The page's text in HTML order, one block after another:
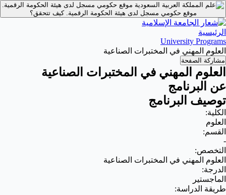
موقع حكومي مسجل لدى هيئة الحكومة الرقمية.
موقع حكومي مسجل لدى هيئة الحكومة الرقمية.كيف تتحقق؟
الرئيسية
University Programs
العلوم المهني في المختبرات الصناعية
مشاركة الصفحة
العلوم المهني في المختبرات الصناعية
عن البرنامج
توصيف البرنامج
الكلية:
العلوم
القسم:
-
التخصص:
العلوم المهني في المختبرات الصناعية
الدرجة:
الماجستير
طريقة الدراسة: